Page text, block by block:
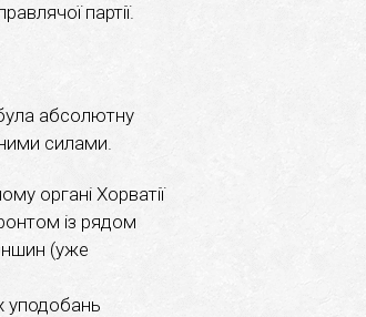
партії.
абсолютну
силами.
органі Хорватії
із рядом
(уже
уподобань